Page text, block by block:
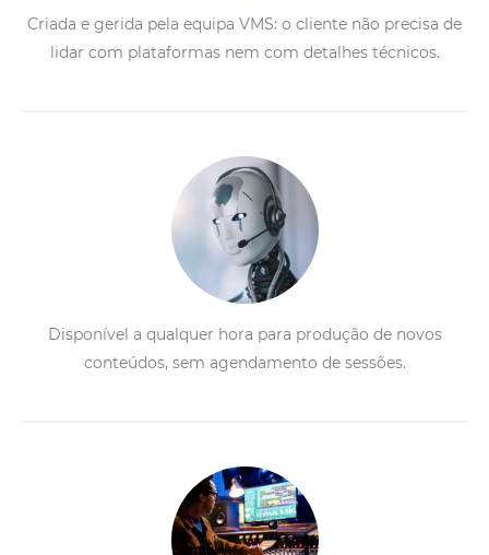
Criada e gerida pela equipa VMS: o cliente não precisa de
lidar com plataformas nem com detalhes técnicos.
Disponível a qualquer hora para produção de novos
conteúdos, sem agendamento de sessões.